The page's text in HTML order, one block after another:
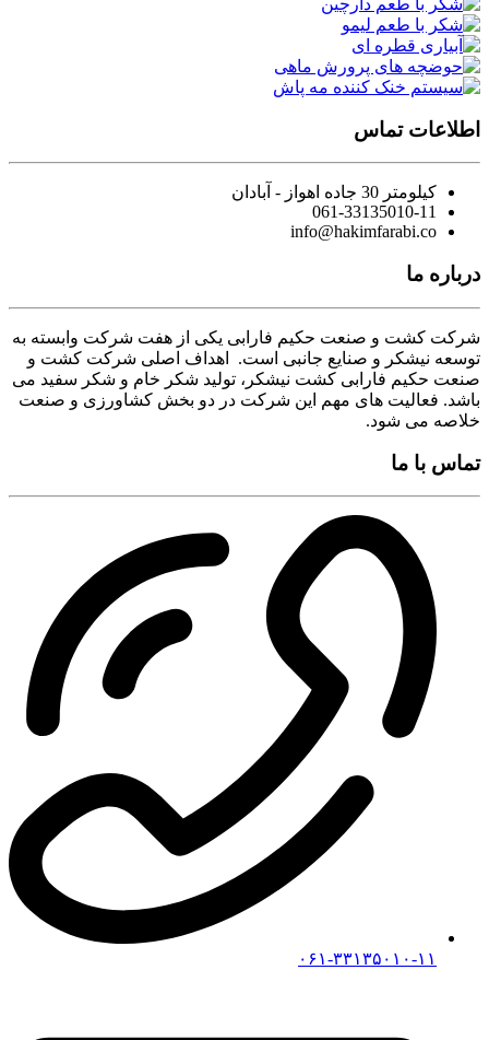
اطلاعات تماس
کیلومتر 30 جاده اهواز - آبادان
061-33135010-11
info@hakimfarabi.co
درباره ما
شرکت کشت و صنعت حکیم فارابی یکی از هفت شرکت وابسته به
توسعه نیشکر و صنایع جانبی است. اهداف اصلی شرکت کشت و
صنعت حکیم فارابی کشت نیشکر، تولید شکر خام و شکر سفید می
باشد. فعالیت های مهم این شرکت در دو بخش کشاورزی و صنعت
خلاصه می شود.
تماس با ما
۰۶۱-۳۳۱۳۵۰۱۰-۱۱